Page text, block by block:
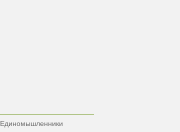
Единомышленники